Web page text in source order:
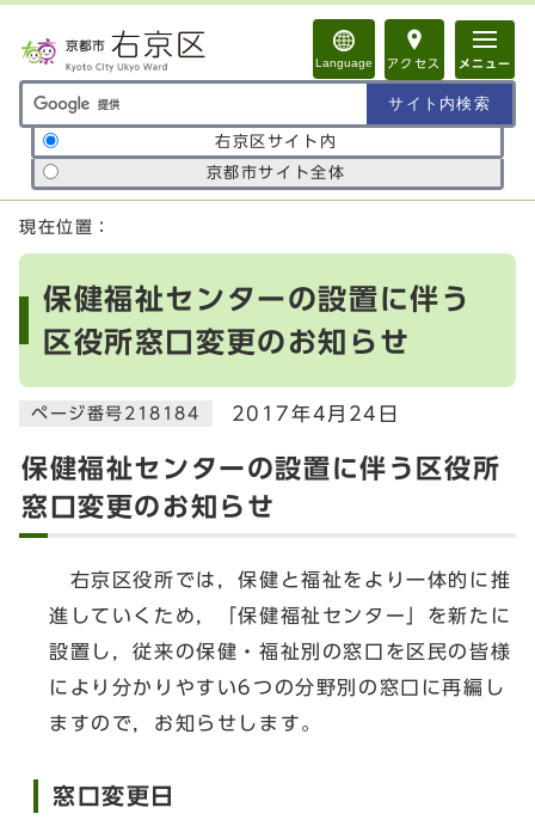
Language アクセス メニュー
サイト内検索の範囲
右京区サイト内
京都市サイト全体
ここから本文です
現在位置：
保健福祉センターの設置に伴う
区役所窓口変更のお知らせ
ページ番号218184 2017年4月24日
保健福祉センターの設置に伴う区役所
窓口変更のお知らせ
右京区役所では，保健と福祉をより一体的に推
進していくため，「保健福祉センター」を新たに
設置し，従来の保健・福祉別の窓口を区民の皆様
により分かりやすい6つの分野別の窓口に再編し
ますので，お知らせします。
窓口変更日